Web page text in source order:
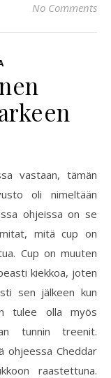
No Comments
vastaan, tämän
oli nimeltään
ohjeissa on se
mitä cup on
Cup on muuten
kiekkoa, joten
sen jälkeen kun
tulee olla myös
tunnin treenit.
ohjeessa Cheddar
raastettuna.